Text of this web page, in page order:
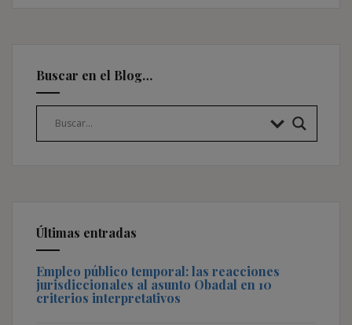
Buscar en el Blog…
Últimas entradas
Empleo público temporal: las reacciones
jurisdiccionales al asunto Obadal en 10
criterios interpretativos